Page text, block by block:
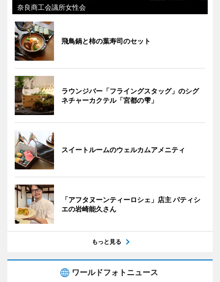
奈良商工会議所女性会
飛鳥鍋と柿の葉寿司のセット
ラウンジバー「フライングスタッグ」のシグ
ネチャーカクテル「宮都の雫」
スイートルームのウェルカムアメニティ
「アフタヌーンティーロシェ」店主 パティシ
エの岩崎能久さん
もっと見る
ワールドフォトニュース